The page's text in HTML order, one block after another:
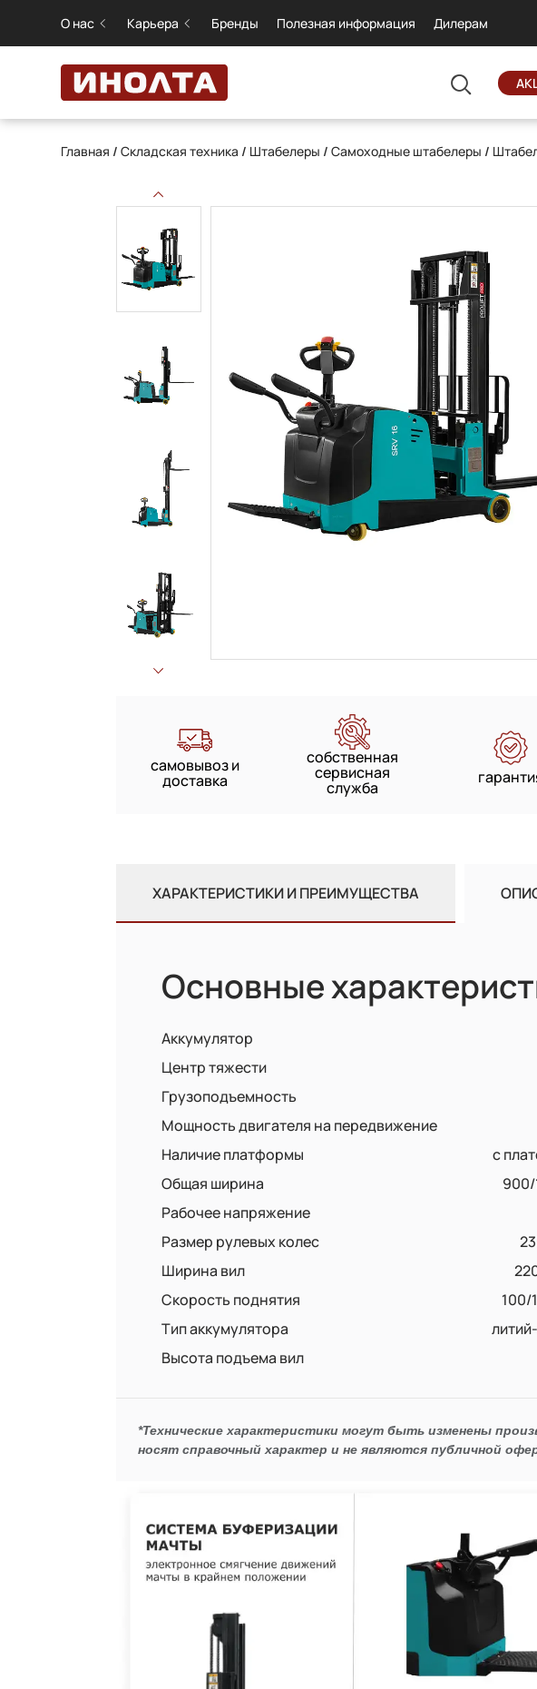
О нас Карьера Бренды Полезная информация Дилерам
Главная /Складская техника / Штабелеры /Самоходные штабелеры /
самовывоз и
доставка
собственная
сервисная
служба
ХАРАКТЕРИСТИКИ И ПРЕИМУЩЕСТВА
Основные
Аккумулятор
Центр тяжести
Грузоподъемность
Мощность двигателя на передвижение
Наличие платформы
с
Общая ширина
Рабочее напряжение
Размер рулевых колес
Ширина вил
Скорость поднятия
100/
Тип аккумулятора
Высота подъема вил
*Технические характеристики могут быть изменены
носят справочный характер и не являются публичной